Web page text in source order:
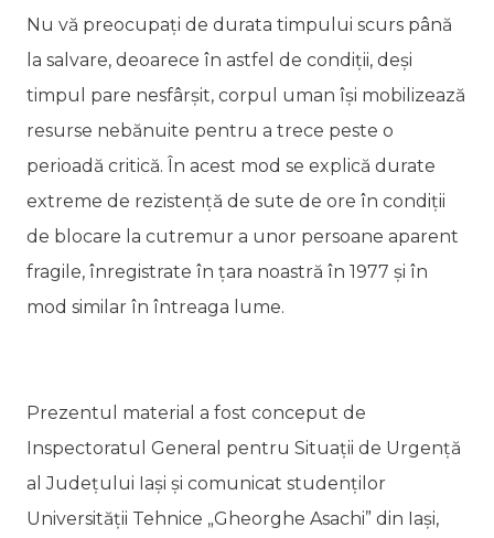
Nu vă preocupaţi de durata timpului scurs până
la salvare, deoarece în astfel de condiţii, deşi
timpul pare nesfârşit, corpul uman îşi mobilizează
resurse nebănuite pentru a trece peste o
perioadă critică. În acest mod se explică durate
extreme de rezistenţă de sute de ore în condiţii
de blocare la cutremur a unor persoane aparent
fragile, înregistrate în ţara noastră în 1977 şi în
mod similar în întreaga lume.
Prezentul material a fost conceput de
Inspectoratul General pentru Situații de Urgență
al Județului Iași și comunicat studenților
Universității Tehnice „Gheorghe Asachi” din Iași,